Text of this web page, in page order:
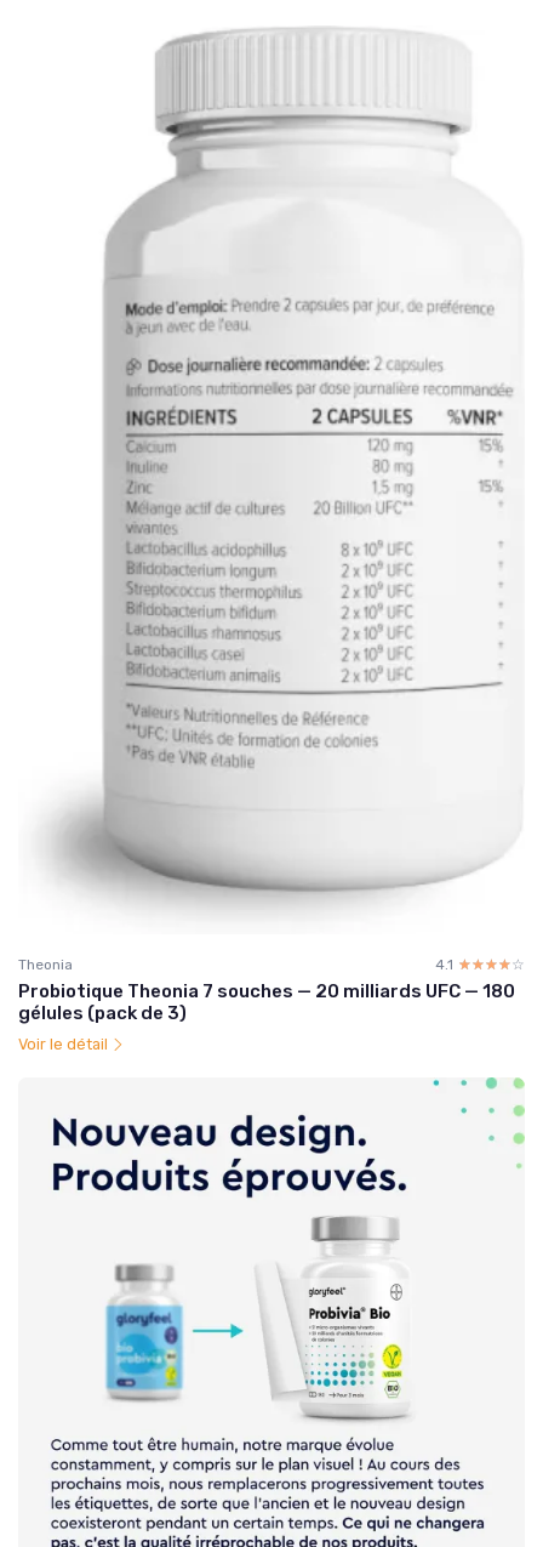
Theonia 4.1 ☆☆☆☆☆
★★★★★
Probiotique Theonia 7 souches — 20 milliards UFC — 180
gélules (pack de 3)
Voir le détail